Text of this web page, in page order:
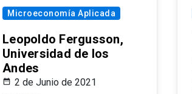
Microeconomía Aplicada
Leopoldo Fergusson,
Universidad de los
Andes
2 de Junio de 2021